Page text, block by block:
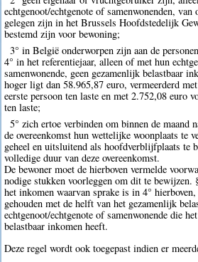
echtgenoot/echtgenote of samenwonenden, van
gelegen zijn in het Brussels Hoofdstedelijk
bestemd zijn voor bewoning;
3° in België onderworpen zijn aan de
4° in het referentiejaar, alleen of met hun
samenwonende, geen gezamenlijk belastbaar
hoger ligt dan 58.965,87 euro, vermeerderd
eerste persoon ten laste en met 2.752,08 euro
ten laste;
5° zich ertoe verbinden om binnen de maand
de overeenkomst hun wettelijke woonplaats te
geheel en uitsluitend als hoofdverblijfplaats te
volledige duur van deze overeenkomst.
De bewoner moet de hierboven vermelde
nodige stukken voorleggen om dit te bewijzen.
het inkomen waarvan sprake is in 4°
gehouden met de helft van het gezamenlijk
echtgenoot/echtgenote of samenwonende die
belastbaar inkomen heeft.
Deze regel wordt ook toegepast indien er